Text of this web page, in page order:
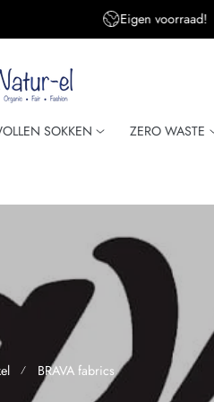
voorraad!
SOKKEN ZERO WASTE
BRAVA fabrics